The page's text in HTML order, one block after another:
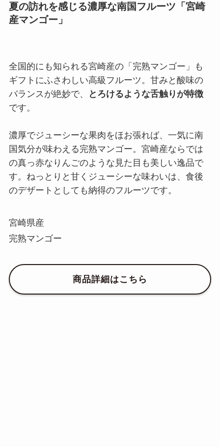
夏の訪れを感じる濃厚な南国フルーツ「宮崎
産マンゴー」
全国的にも知られる宮崎産の「完熟マンゴー」も
ギフトにふさわしい高級フルーツ。甘みと酸味の
バランスが絶妙で、
とろけるような舌触りが特徴
です。
濃厚でジューシーな果肉をほお張れば、一気に南
国気分が味わえる完熟マンゴー。宮崎産ならでは
の真っ赤なりんごのような見た目も美しい逸品で
す。ねっとりと甘くジューシーな味わいは、食後
のデザートとしても納得のフルーツです。
宮崎県産
完熟マンゴー
商品詳細はこちら